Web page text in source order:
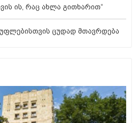
ის, რაც ახლა გითხარით“
ცუდად მთავრდება